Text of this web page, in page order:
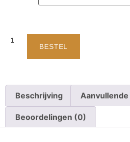
BESTEL
Beschrijving
Beoordelingen (0)